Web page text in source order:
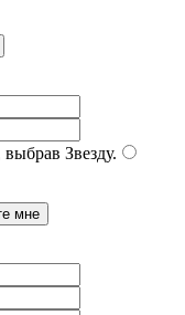
выбрав Звезду.